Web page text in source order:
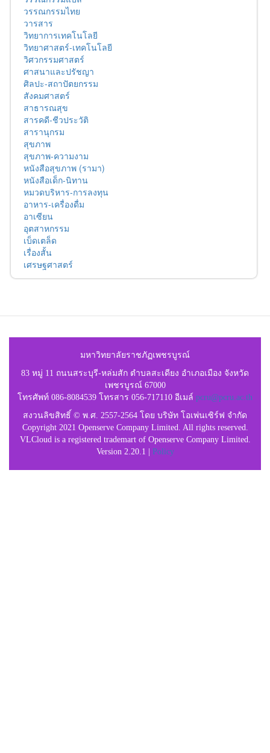
วรรณกรรมไทย
วารสาร
วิทยาการเทคโนโลยี
วิทยาศาสตร์-เทคโนโลยี
วิศวกรรมศาสตร์
ศาสนาและปรัชญา
ศิลปะ-สถาปัตยกรรม
สังคมศาสตร์
สาธารณสุข
สารคดี-ชีวประวัติ
สารานุกรม
สุขภาพ
สุขภาพ-ความงาม
หนังสือสุขภาพ (รามา)
หนังสือเด็ก-นิทาน
หมวดบริหาร-การลงทุน
อาหาร-เครื่องดื่ม
อาเซียน
อุตสาหกรรม
เบ็ดเตล็ด
เรื่องสั้น
เศรษฐศาสตร์
มหาวิทยาลัยราชภัฏเพชรบูรณ์
83 หมู่ 11 ถนนสระบุรี-หล่มสัก ตำบลสะเดียง อำเภอเมือง จังหวัด
เพชรบูรณ์ 67000
โทรศัพท์ 086-8084539 โทรสาร 056-717110 อีเมล์ pcru@pcru.ac.th
สงวนลิขสิทธิ์ © พ.ศ. 2557-2564 โดย บริษัท โอเพ่นเซิร์ฟ จำกัด
Copyright 2021 Openserve Company Limited. All rights reserved.
VLCloud is a registered trademart of Openserve Company Limited.
Version 2.20.1 | Policy